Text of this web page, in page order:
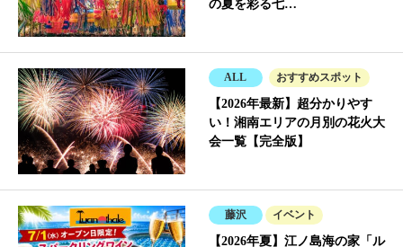
の夏を彩る七…
ALL おすすめスポット
【2026年最新】超分かりやす
い！湘南エリアの月別の花火大
会一覧【完全版】
藤沢 イベント
【2026年夏】江ノ島海の家「ル